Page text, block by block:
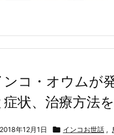
ンコ・オウムが
症状、治療方法
2018年12月1日  インコお世話 ,